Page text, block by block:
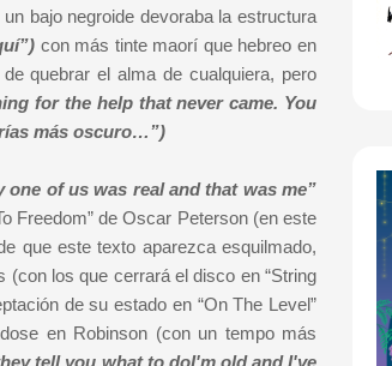
bajo negroide devoraba la estructura
con más tinte maorí que hebreo en
quebrar el alma de cualquiera, pero
for the help that never came. You
más oscuro…”)
of us was real and that was me”
Freedom” de Oscar Peterson (en este
que este texto aparezca esquilmado,
los que cerrará el disco en “String
de su estado en “On The Level”
en Robinson (con un tempo más